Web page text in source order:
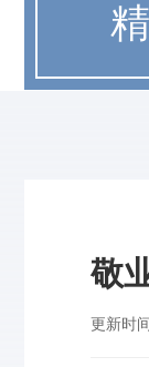
敬
更新时